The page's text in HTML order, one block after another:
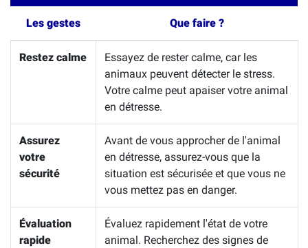
Les gestes Que faire ?
Restez calme
Essayez de rester calme, car les
animaux peuvent détecter le stress.
Votre calme peut apaiser votre animal
en détresse.
Assurez
votre
sécurité
Avant de vous approcher de l'animal
en détresse, assurez-vous que la
situation est sécurisée et que vous ne
vous mettez pas en danger.
Évaluation
rapide
Évaluez rapidement l'état de votre
animal. Recherchez des signes de